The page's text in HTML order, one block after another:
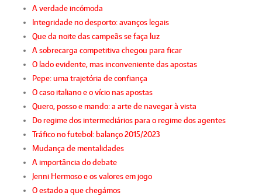
A verdade incómoda
Integridade no desporto: avanços legais
Que da noite das campeãs se faça luz
A sobrecarga competitiva chegou para ficar
O lado evidente, mas inconveniente das apostas
Pepe: uma trajetória de confiança
O caso italiano e o vício nas apostas
Quero, posso e mando: a arte de navegar à vista
Do regime dos intermediários para o regime dos agentes
Tráfico no futebol: balanço 2015/2023
Mudança de mentalidades
A importância do debate
Jenni Hermoso e os valores em jogo
O estado a que chegámos